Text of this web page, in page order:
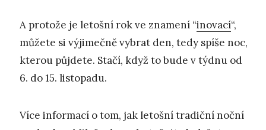
A protože je letošní rok ve znamení “inovací“,
můžete si výjimečně vybrat den, tedy spíše noc,
kterou půjdete. Stačí, když to bude v týdnu od
6. do 15. listopadu.
Více informací o tom, jak letošní tradiční noční